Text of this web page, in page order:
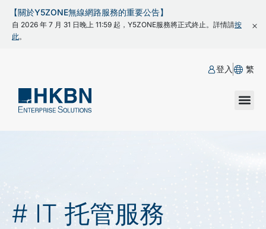
【關於Y5ZONE無線網路服務的重要公告】
自 2026 年 7 月 31 日晚上 11:59 起，Y5ZONE服務將正式終止。詳情請按
此。
登入 繁
# IT 托管服務